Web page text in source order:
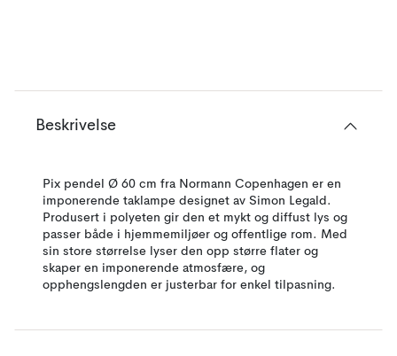
Beskrivelse
Pix pendel Ø 60 cm fra Normann Copenhagen er en
imponerende taklampe designet av Simon Legald.
Produsert i polyeten gir den et mykt og diffust lys og
passer både i hjemmemiljøer og offentlige rom. Med
sin store størrelse lyser den opp større flater og
skaper en imponerende atmosfære, og
opphengslengden er justerbar for enkel tilpasning.